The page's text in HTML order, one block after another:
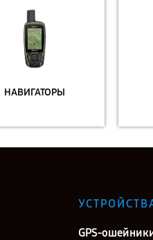
НАВИГАТОРЫ
GPS-